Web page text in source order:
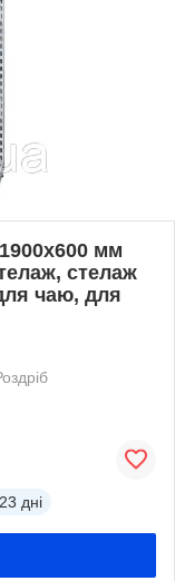
мм
стелаж
чаю, для
23 дні